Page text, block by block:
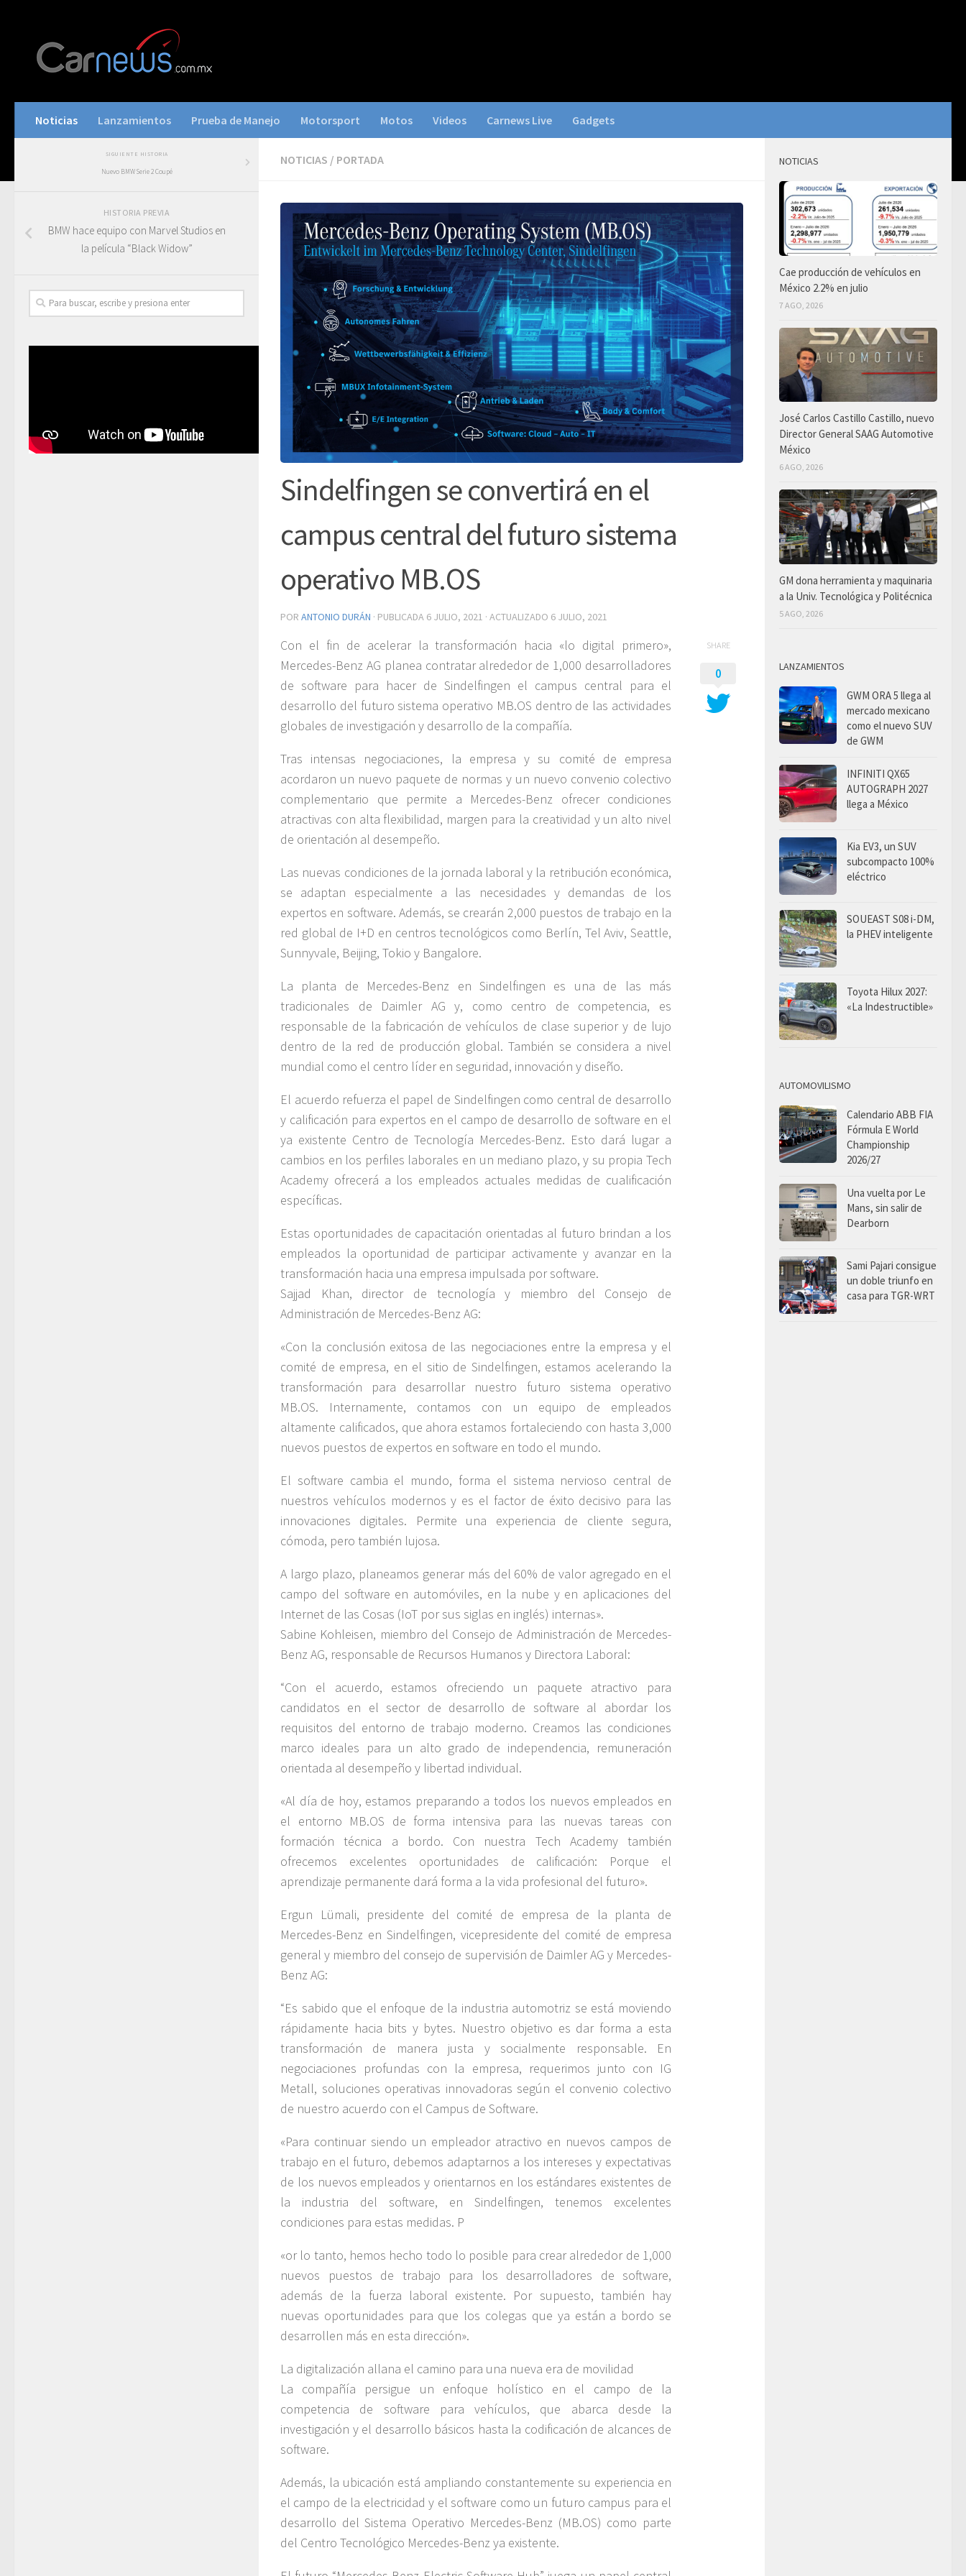
Noticias Lanzamientos Prueba de Manejo Motorsport Motos Videos Carnews Live Gadgets
NOTICIAS / PORTADA
Sindelfingen se convertirá en el
campus central del futuro sistema
operativo MB.OS
POR ANTONIO DURÁN · PUBLICADA 6 JULIO, 2021 · ACTUALIZADO 6 JULIO, 2021
Con el fin de acelerar la transformación hacia «lo digital primero»,
Mercedes-Benz AG planea contratar alrededor de 1,000 desarrolladores
de software para hacer de Sindelfingen el campus central para el
desarrollo del futuro sistema operativo MB.OS dentro de las actividades
globales de investigación y desarrollo de la compañía.
Tras intensas negociaciones, la empresa y su comité de empresa
acordaron un nuevo paquete de normas y un nuevo convenio colectivo
complementario que permite a Mercedes-Benz ofrecer condiciones
atractivas con alta flexibilidad, margen para la creatividad y un alto nivel
de orientación al desempeño.
Las nuevas condiciones de la jornada laboral y la retribución económica,
se adaptan especialmente a las necesidades y demandas de los
expertos en software. Además, se crearán 2,000 puestos de trabajo en la
red global de I+D en centros tecnológicos como Berlín, Tel Aviv, Seattle,
Sunnyvale, Beijing, Tokio y Bangalore.
La planta de Mercedes-Benz en Sindelfingen es una de las más
tradicionales de Daimler AG y, como centro de competencia, es
responsable de la fabricación de vehículos de clase superior y de lujo
dentro de la red de producción global. También se considera a nivel
mundial como el centro líder en seguridad, innovación y diseño.
El acuerdo refuerza el papel de Sindelfingen como central de desarrollo
y calificación para expertos en el campo de desarrollo de software en el
ya existente Centro de Tecnología Mercedes-Benz. Esto dará lugar a
cambios en los perfiles laborales en un mediano plazo, y su propia Tech
Academy ofrecerá a los empleados actuales medidas de cualificación
específicas.
Estas oportunidades de capacitación orientadas al futuro brindan a los
empleados la oportunidad de participar activamente y avanzar en la
transformación hacia una empresa impulsada por software.
Sajjad Khan, director de tecnología y miembro del Consejo de
Administración de Mercedes-Benz AG:
«Con la conclusión exitosa de las negociaciones entre la empresa y el
comité de empresa, en el sitio de Sindelfingen, estamos acelerando la
transformación para desarrollar nuestro futuro sistema operativo
MB.OS. Internamente, contamos con un equipo de empleados
altamente calificados, que ahora estamos fortaleciendo con hasta 3,000
nuevos puestos de expertos en software en todo el mundo.
El software cambia el mundo, forma el sistema nervioso central de
nuestros vehículos modernos y es el factor de éxito decisivo para las
innovaciones digitales. Permite una experiencia de cliente segura,
cómoda, pero también lujosa.
A largo plazo, planeamos generar más del 60% de valor agregado en el
campo del software en automóviles, en la nube y en aplicaciones del
Internet de las Cosas (IoT por sus siglas en inglés) internas».
Sabine Kohleisen, miembro del Consejo de Administración de Mercedes-
Benz AG, responsable de Recursos Humanos y Directora Laboral:
“Con el acuerdo, estamos ofreciendo un paquete atractivo para
candidatos en el sector de desarrollo de software al abordar los
requisitos del entorno de trabajo moderno. Creamos las condiciones
marco ideales para un alto grado de independencia, remuneración
orientada al desempeño y libertad individual.
«Al día de hoy, estamos preparando a todos los nuevos empleados en
el entorno MB.OS de forma intensiva para las nuevas tareas con
formación técnica a bordo. Con nuestra Tech Academy también
ofrecemos excelentes oportunidades de calificación: Porque el
aprendizaje permanente dará forma a la vida profesional del futuro».
Ergun Lümali, presidente del comité de empresa de la planta de
Mercedes-Benz en Sindelfingen, vicepresidente del comité de empresa
general y miembro del consejo de supervisión de Daimler AG y Mercedes-
Benz AG:
“Es sabido que el enfoque de la industria automotriz se está moviendo
rápidamente hacia bits y bytes. Nuestro objetivo es dar forma a esta
transformación de manera justa y socialmente responsable. En
negociaciones profundas con la empresa, requerimos junto con IG
Metall, soluciones operativas innovadoras según el convenio colectivo
de nuestro acuerdo con el Campus de Software.
«Para continuar siendo un empleador atractivo en nuevos campos de
trabajo en el futuro, debemos adaptarnos a los intereses y expectativas
de los nuevos empleados y orientarnos en los estándares existentes de
la industria del software, en Sindelfingen, tenemos excelentes
condiciones para estas medidas. P
«or lo tanto, hemos hecho todo lo posible para crear alrededor de 1,000
nuevos puestos de trabajo para los desarrolladores de software,
además de la fuerza laboral existente. Por supuesto, también hay
nuevas oportunidades para que los colegas que ya están a bordo se
desarrollen más en esta dirección».
La digitalización allana el camino para una nueva era de movilidad
La compañía persigue un enfoque holístico en el campo de la
competencia de software para vehículos, que abarca desde la
investigación y el desarrollo básicos hasta la codificación de alcances de
software.
Además, la ubicación está ampliando constantemente su experiencia en
el campo de la electricidad y el software como un futuro campus para el
desarrollo del Sistema Operativo Mercedes-Benz (MB.OS) como parte
del Centro Tecnológico Mercedes-Benz ya existente.
SHARE
0
SIGUIENTE HISTORIA
Nuevo BMW Serie 2 Coupé
HISTORIA PREVIA
BMW hace equipo con Marvel Studios en
la película “Black Widow”
NOTICIAS
Cae producción de vehículos en
México 2.2% en julio
7 AGO, 2026
José Carlos Castillo Castillo, nuevo
Director General SAAG Automotive
México
6 AGO, 2026
GM dona herramienta y maquinaria
a la Univ. Tecnológica y Politécnica
5 AGO, 2026
LANZAMIENTOS
GWM ORA 5 llega al
mercado mexicano
como el nuevo SUV
de GWM
INFINITI QX65
AUTOGRAPH 2027
llega a México
Kia EV3, un SUV
subcompacto 100%
eléctrico
SOUEAST S08 i-DM,
la PHEV inteligente
Toyota Hilux 2027:
«La Indestructible»
AUTOMOVILISMO
Calendario ABB FIA
Fórmula E World
Championship
2026/27
Una vuelta por Le
Mans, sin salir de
Dearborn
Sami Pajari consigue
un doble triunfo en
casa para TGR-WRT